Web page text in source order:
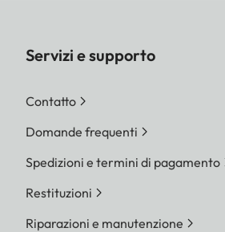
Servizi e supporto
Contatto
Domande frequenti
Spedizioni e termini di pagamento
Restituzioni
Riparazioni e manutenzione